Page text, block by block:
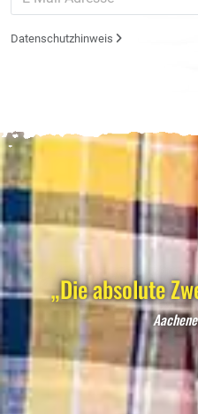
Datenschutzhinweis
„Die absolute